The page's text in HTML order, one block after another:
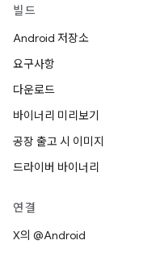
빌드
Android 저장소
요구사항
다운로드
바이너리 미리보기
공장 출고 시 이미지
드라이버 바이너리
연결
X의 @Android